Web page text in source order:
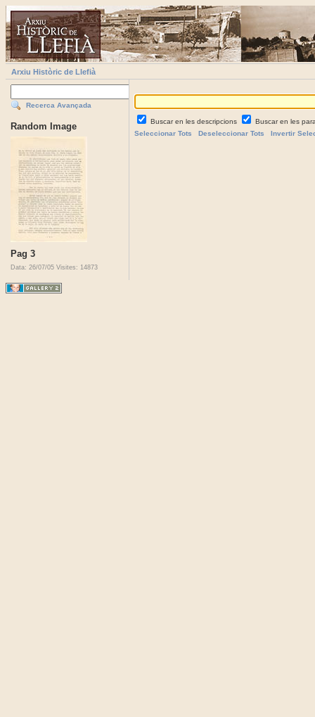
Arxiu Històric de Llefià
Recerca Avançada
Random Image
Pag 3
Data: 26/07/05 Visites: 14873
Buscar en les descripcions
Buscar en les
Seleccionar Tots
Deseleccionar Tots Invertir